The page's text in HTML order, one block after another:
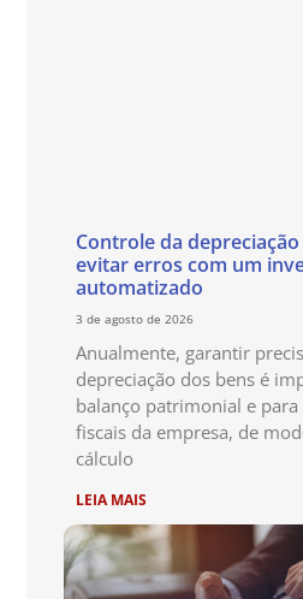
Controle da
evitar erros com um
automatizado
3 de agosto de 2026
Anualmente, garantir
depreciação dos bens é
balanço patrimonial e para
fiscais da empresa, de
cálculo
LEIA MAIS